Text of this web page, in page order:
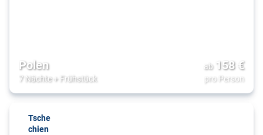
Polen
7 Nächte+ Frühstück
ab 158€
pro Person
Tsche
chien